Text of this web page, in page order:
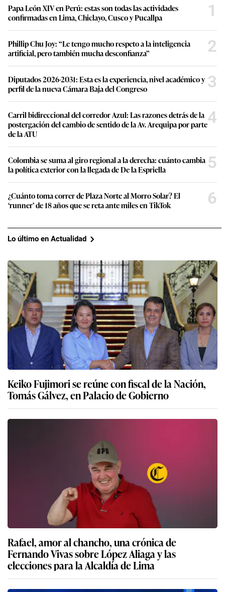
Papa León XIV en Perú: estas son todas las actividades
confirmadas en Lima, Chiclayo, Cusco y Pucallpa
1
Phillip Chu Joy: “Le tengo mucho respeto a la inteligencia
artificial, pero también mucha desconfianza”
2
Diputados 2026-2031: Esta es la experiencia, nivel académico y
perfil de la nueva Cámara Baja del Congreso
3
Carril bidireccional del corredor Azul: Las razones detrás de la
postergación del cambio de sentido de la Av. Arequipa por parte
de la ATU
4
Colombia se suma al giro regional a la derecha: cuánto cambia
la política exterior con la llegada de De la Espriella
5
¿Cuánto toma correr de Plaza Norte al Morro Solar? El
‘runner’ de 18 años que se reta ante miles en TikTok
6
Lo último en Actualidad
Keiko Fujimori se reúne con fiscal de la Nación,
Tomás Gálvez, en Palacio de Gobierno
Rafael, amor al chancho, una crónica de
Fernando Vivas sobre López Aliaga y las
elecciones para la Alcaldía de Lima